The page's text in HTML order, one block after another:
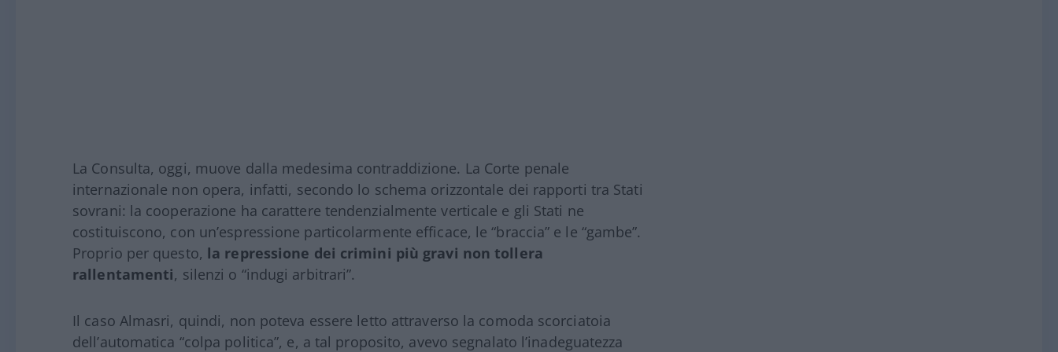
La Consulta, oggi, muove dalla medesima contraddizione. La Corte penale
internazionale non opera, infatti, secondo lo schema orizzontale dei rapporti tra Stati
sovrani: la cooperazione ha carattere tendenzialmente verticale e gli Stati ne
costituiscono, con un’espressione particolarmente efficace, le “braccia” e le “gambe”.
Proprio per questo, la repressione dei crimini più gravi non tollera
rallentamenti, silenzi o “indugi arbitrari”.
Il caso Almasri, quindi, non poteva essere letto attraverso la comoda scorciatoia
dell’automatica “colpa politica”, e, a tal proposito, avevo segnalato l’inadeguatezza